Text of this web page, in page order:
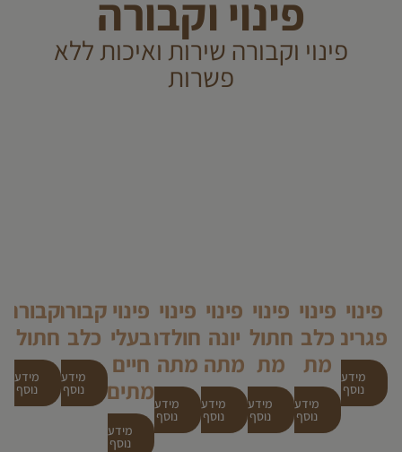
פינוי וקבורה
פינוי וקבורה שירות ואיכות ללא
פשרות
פינוי
פגרים
מידע
נוסף
פינוי
כלב
מת
מידע
נוסף
פינוי
חתול
מת
מידע
נוסף
פינוי
יונה
מתה
מידע
נוסף
פינוי
חולדה
מתה
מידע
נוסף
פינוי
בעלי
חיים
מתים
מידע
נוסף
קבורת
כלב
מידע
נוסף
קבורת
חתול
מידע
נוסף